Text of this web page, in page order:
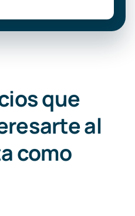
que
al
como